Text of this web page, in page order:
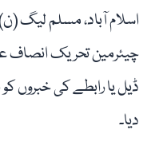
اسلام آباد، مسلم لیگ
چیئرمین تحریک
ڈیل یا رابطے کی خبروں
دیا۔